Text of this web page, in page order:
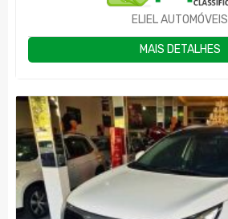
ELIEL AUTOMÓVEIS
MAIS DETALHES